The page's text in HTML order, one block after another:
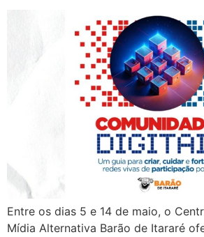
Entre os dias 5 e 14 de maio, o
Mídia Alternativa Barão de Itararé